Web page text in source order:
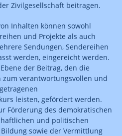
Zivilgesellschaft beitragen.
Inhalten können sowohl
und Projekte als auch
Sendungen, Sendereihen
werden, eingereicht werden.
der Beitrag, den die
verantwortungsvollen und
leisten, gefördert werden.
Förderung des demokratischen
und politischen
sowie der Vermittlung